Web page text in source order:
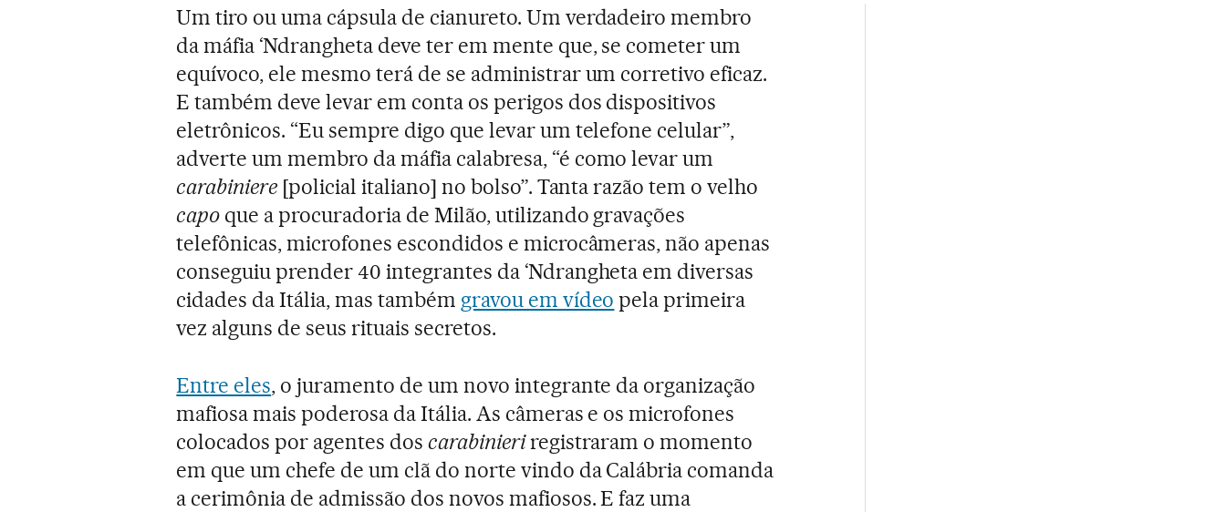
Um tiro ou uma cápsula de cianureto. Um verdadeiro membro
da máfia ‘Ndrangheta deve ter em mente que, se cometer um
equívoco, ele mesmo terá de se administrar um corretivo eficaz.
E também deve levar em conta os perigos dos dispositivos
eletrônicos. “Eu sempre digo que levar um telefone celular”,
adverte um membro da máfia calabresa, “é como levar um
carabiniere [policial italiano] no bolso”. Tanta razão tem o velho
capo que a procuradoria de Milão, utilizando gravações
telefônicas, microfones escondidos e microcâmeras, não apenas
conseguiu prender 40 integrantes da ‘Ndrangheta em diversas
cidades da Itália, mas também gravou em vídeo pela primeira
vez alguns de seus rituais secretos.
Entre eles, o juramento de um novo integrante da organização
mafiosa mais poderosa da Itália. As câmeras e os microfones
colocados por agentes dos carabinieriregistraram o momento
em que um chefe de um clã do norte vindo da Calábria comanda
a cerimônia de admissão dos novos mafiosos. E faz uma